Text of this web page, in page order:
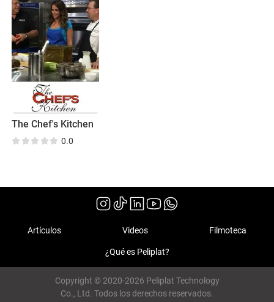
The Chef's Kitchen
0.0
Artículos Videos Filmoteca
¿Qué es Peliplat?
Copyright © 2020-2026 Peliplat Technology
Co., Ltd. Todos los derechos reservados.